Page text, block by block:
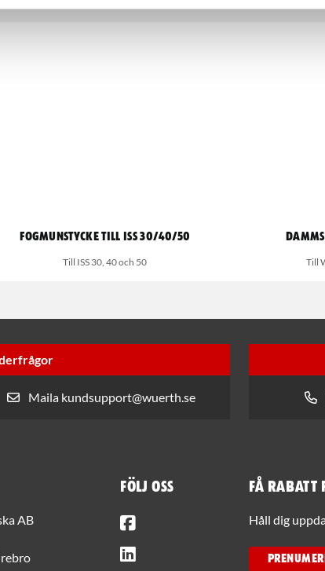
Fogmunstycke till ISS 30/40/50
Till ISS 30, 40 och 50 Till
Maila kundsupport@wuerth.se
AB
Följ oss Få rabatt
Håll dig